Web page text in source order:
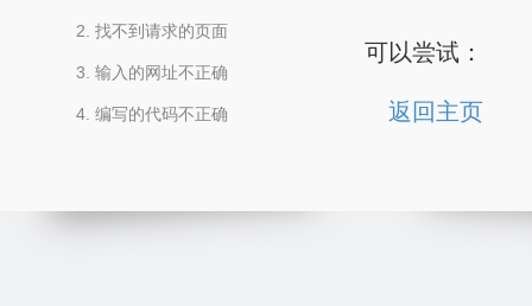
找不到请求的页面
输入的网址不正确
编写的代码不正确
可以尝试：
返回主页